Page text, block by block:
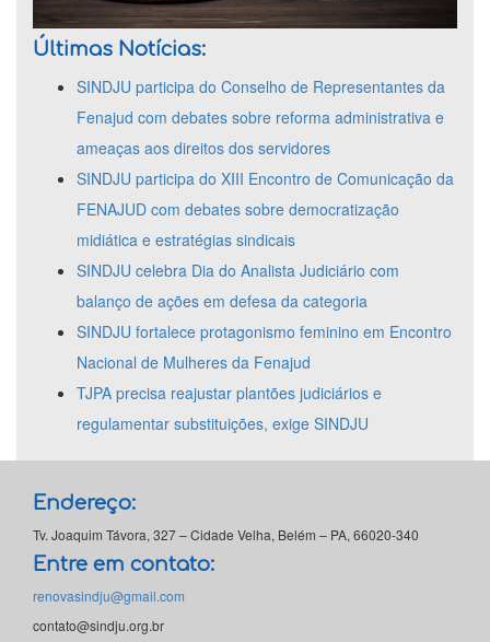
Últimas Notícias:
SINDJU participa do Conselho de Representantes da
Fenajud com debates sobre reforma administrativa e
ameaças aos direitos dos servidores
SINDJU participa do XIII Encontro de Comunicação da
FENAJUD com debates sobre democratização
midiática e estratégias sindicais
SINDJU celebra Dia do Analista Judiciário com
balanço de ações em defesa da categoria
SINDJU fortalece protagonismo feminino em Encontro
Nacional de Mulheres da Fenajud
TJPA precisa reajustar plantões judiciários e
regulamentar substituições, exige SINDJU
Endereço:
Tv. Joaquim Távora, 327 – Cidade Velha, Belém – PA, 66020-340
Entre em contato:
renovasindju@gmail.com
contato@sindju.org.br